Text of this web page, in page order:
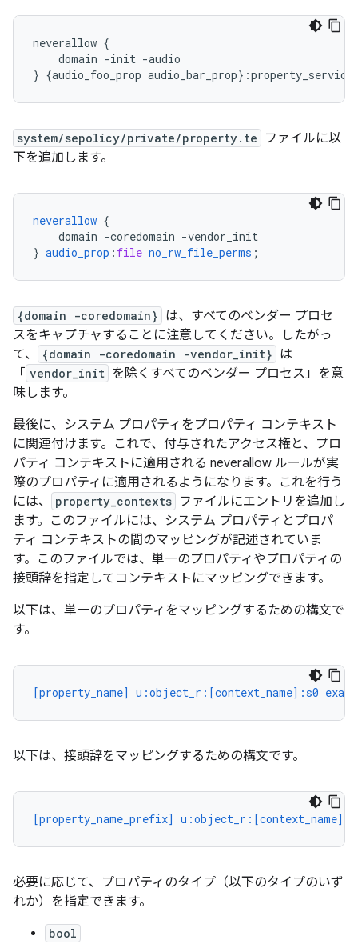
neverallow {
    domain -init -audio
system/sepolicy/private/property.te
ファイルに以
下を追加します。
neverallow {
domain -coredomain -vendor_init
} audio_prop : file no_rw_file_perms ;
{domain -coredomain} は、すべてのベンダー プロセ
スをキャプチャすることに注意してください。したがっ
て、
{domain -coredomain -vendor_init} は
「 vendor_init を除くすべてのベンダー プロセス」を意
味します。
最後に、システム プロパティをプロパティ コンテキスト
に関連付けます。これで、付与されたアクセス権と、プロ
パティ コンテキストに適用される neverallow ルールが実
際のプロパティに適用されるようになります。これを行う
には、
property_contexts ファイルにエントリを追加し
ます。このファイルには、システム プロパティとプロパ
ティ コンテキストの間のマッピングが記述されていま
す。このファイルでは、単一のプロパティやプロパティの
接頭辞を指定してコンテキストにマッピングできます。
以下は、単一のプロパティをマッピングするための構文で
す。
[property_name] u:object_r:[context_name]:s0
以下は、接頭辞をマッピングするための構文です。
[property_name_prefix]
必要に応じて、プロパティのタイプ（以下のタイプのいず
れか）を指定できます。
bool